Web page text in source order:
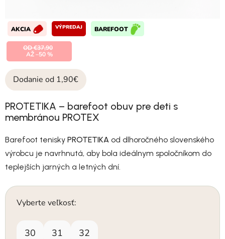
Dodanie od 1,90€
PROTETIKA – barefoot obuv pre deti s
membránou PROTEX
Barefoot tenisky PROTETIKA od dlhoročného slovenského
výrobcu je navrhnutá, aby bola ideálnym spoločníkom do
teplejších jarných a letných dní.
Vyberte veľkosť:
30 31 32
AKCIA VÝPREDAJ BAREFOOT
OD €37,90
AŽ –50 %